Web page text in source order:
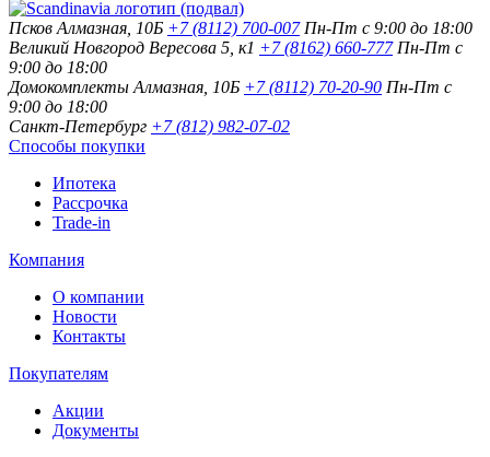
Псков Алмазная, 10Б +7 (8112) 700-007 Пн-Пт с 9:00 до 18:00
Великий Новгород Вересова 5, к1 +7 (8162) 660-777 Пн-Пт с
9:00 до 18:00
Домокомплекты Алмазная, 10Б +7 (8112) 70-20-90 Пн-Пт с
9:00 до 18:00
Санкт-Петербург +7 (812) 982-07-02
Способы покупки
Ипотека
Рассрочка
Trade-in
Компания
О компании
Новости
Контакты
Покупателям
Акции
Документы